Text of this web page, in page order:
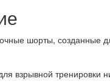
шорты, созданные
взрывной тренировки